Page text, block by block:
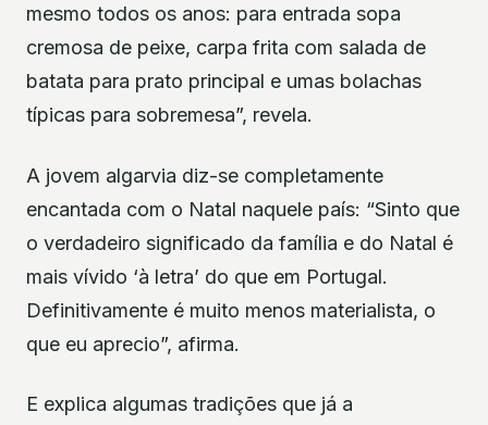
mesmo todos os anos: para entrada sopa
cremosa de peixe, carpa frita com salada de
batata para prato principal e umas bolachas
típicas para sobremesa”, revela.
A jovem algarvia diz-se completamente
encantada com o Natal naquele país: “Sinto que
o verdadeiro significado da família e do Natal é
mais vívido ‘à letra’ do que em Portugal.
Definitivamente é muito menos materialista, o
que eu aprecio”, afirma.
E explica algumas tradições que já a